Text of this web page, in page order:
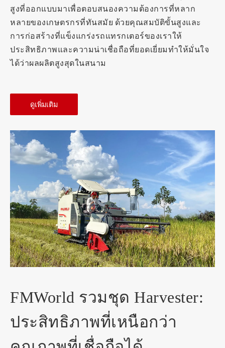
สูงที่ออกแบบมาเพื่อตอบสนองความต้องการที่หลาก
หลายของเกษตรกรที่ทันสมัย ด้วยคุณสมบัติขั้นสูงและ
การก่อสร้างที่แข็งแกร่งรถแทรกเตอร์ของเราให้
ประสิทธิภาพและความน่าเชื่อถือที่ยอดเยี่ยมทำให้มั่นใจ
ได้ว่าผลผลิตสูงสุดในสนาม
ดูเพิ่มเติม
FMWorld รวมชุด Harvester:
ประสิทธิภาพที่เหนือกว่า